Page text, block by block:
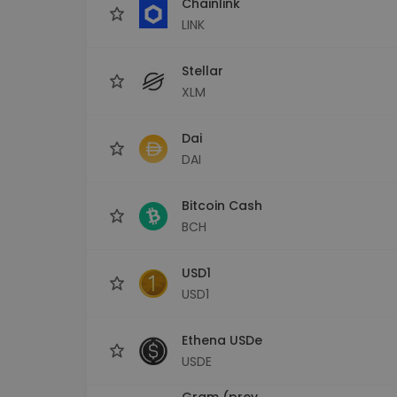
LINK
Stellar
XLM
Dai
DAI
Bitcoin Cash
BCH
USD1
USD1
Ethena USDe
USDE